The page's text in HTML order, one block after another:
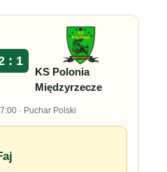
: 1
KS Polonia
Międzyrzecze
· Puchar Polski